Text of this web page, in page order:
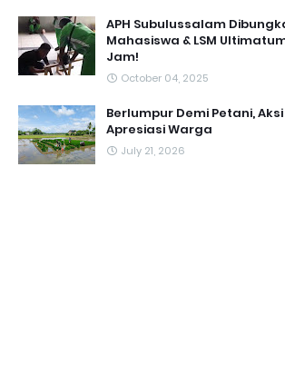
APH Subulussalam
Mahasiswa & LSM
Jam!
October 04, 2025
Berlumpur Demi Petani,
Apresiasi Warga
July 21, 2026